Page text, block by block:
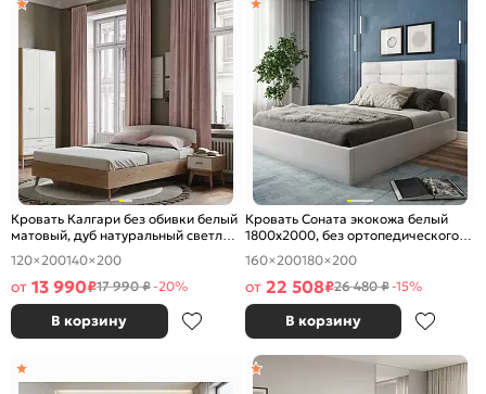
Кровать Калгари без обивки белый
матовый, дуб натуральный светлый
1400x2000, изголовье жесткое
120×200140×200
от 13 990₽17 990 ₽-20%
В корзину
Кровать Соната экокожа белый
1800x2000, без ортопедического
основания, изголовье мягкое
160×200180×200
от 22 508₽26 480 ₽-15%
В корзину